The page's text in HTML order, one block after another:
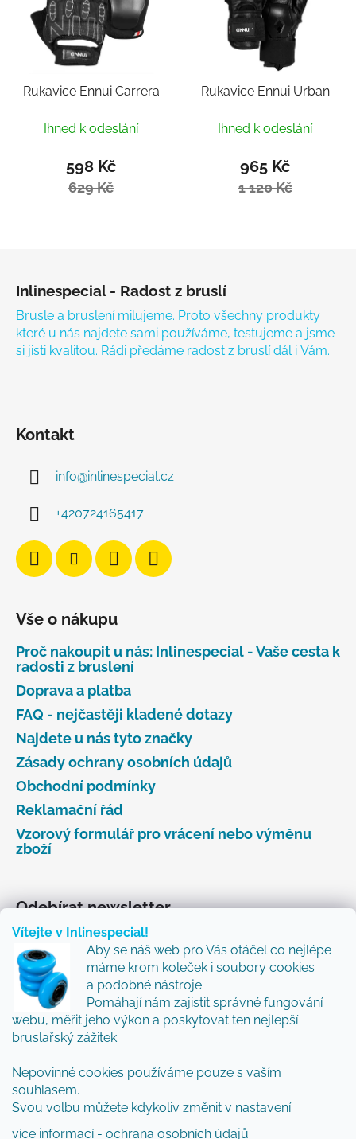
Vítejte v Inlinespecial!
Aby se náš web pro Vás otáčel co nejlépe
máme krom koleček i soubory cookies
a podobné nástroje.
Pomáhají nám zajistit správné fungování
webu, měřit jeho výkon a poskytovat ten nejlepší
bruslařský zážitek.
Nepovinné cookies používáme pouze s vaším
souhlasem.
Svou volbu můžete kdykoliv změnit v nastavení.
více informací - ochrana osobních údajů
Rukavice Ennui Carrera
Ihned k odeslání
598 Kč
629 Kč
Rukavice Ennui Urban
Ihned k odeslání
965 Kč
1 120 Kč
Inlinespecial - Radost z bruslí
Brusle a bruslení milujeme. Proto všechny produkty
které u nás najdete sami používáme, testujeme a jsme
si jisti kvalitou. Rádi předáme radost z bruslí dál i Vám.
Kontakt
info@inlinespecial.cz
+420724165417
Vše o nákupu
Proč nakoupit u nás: Inlinespecial - Vaše cesta k
radosti z bruslení
Doprava a platba
FAQ - nejčastěji kladené dotazy
Najdete u nás tyto značky
Zásady ochrany osobních údajů
Obchodní podmínky
Reklamační řád
Vzorový formulář pro vrácení nebo výměnu
zboží
Odebírat newsletter
Vložte svůj e-mail a my vám budeme zasílat informace
o nových produktech na našem e-shopu.
Přidejte se k nám a my Vám budeme zasílat ty nejlepší
novinky a tipy.
E-mail
Vložením e-mailu souhlasíte spodmínkami
ochrany osobních údajů
PŘIHLÁSIT SE